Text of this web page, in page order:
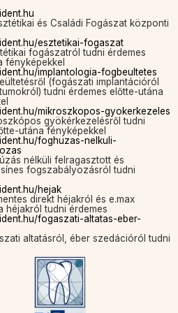
és Családi Fogászat központi
esztetikai-fogaszat
fogászatról tudni érdemes
fényképekkel
implantologia-fogbeultetes
(fogászati implantációról
tudni érdemes előtte-utána
mikroszkopos-gyokerkezeles
gyökérkezelésről tudni
utána fényképekkel
foghuzas-nelkuli-
nélküli felragasztott és
sínes fogszabályozásról tudni
hejak
direkt héjakról és e.max
héjakról tudni érdemes
fogaszati-altatas-eber-
altatásról, éber szedációról tudni